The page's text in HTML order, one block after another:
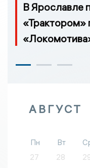
В Ярославле
«Трактором»
АВГУСТ
Пн Вт
27
28